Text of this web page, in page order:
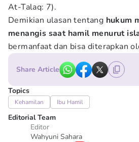
At-Talaq: 7).
Demikian ulasan tentang hukum
menangis saat hamil menurut
bermanfaat dan bisa diterapkan
Share Article
Topics
Kehamilan Ibu Hamil
Editorial Team
Editor
Wahyuni Sahara